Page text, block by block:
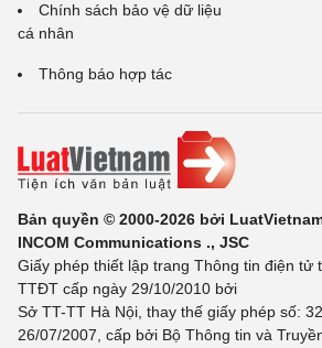
Chính sách bảo vệ dữ liệu
cá nhân
Thông báo hợp tác
Bản quyền © 2000-2026 bởi
INCOM Communications ., JSC
Giấy phép thiết lập trang Thông tin điện tử
TTĐT cấp ngày 29/10/2010 bởi
Sở TT-TT Hà Nội, thay thế giấy phép số:
26/07/2007, cấp bởi Bộ Thông tin và